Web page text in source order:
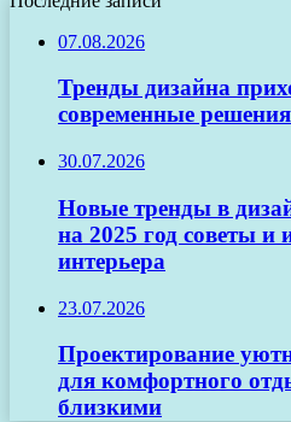
07.08.2026
Тренды дизайна
современные
30.07.2026
Новые тренды в
на 2025 год советы и
интерьера
23.07.2026
Проектирование
для комфортного
близкими